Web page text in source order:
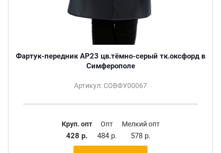
Фартук-передник АР23 цв.тёмно-серый тк.оксфорд в
Симферополе
Артикул: СОВФУ00067
Круп. опт
428 р.
Опт
484 р.
Мелкий опт
578 р.